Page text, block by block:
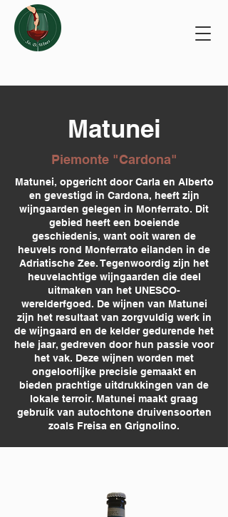
Matunei
Piemonte "Cardona"
Matunei, opgericht door Carla en Alberto
en gevestigd in Cardona, heeft zijn
wijngaarden gelegen in Monferrato. Dit
gebied heeft een boeiende
geschiedenis, want ooit waren de
heuvels rond Monferrato eilanden in de
Adriatische Zee. Tegenwoordig zijn het
heuvelachtige wijngaarden die deel
uitmaken van het UNESCO-
werelderfgoed. De wijnen van Matunei
zijn het resultaat van zorgvuldig werk in
de wijngaard en de kelder gedurende het
hele jaar, gedreven door hun passie voor
het vak. Deze wijnen worden met
ongelooflijke precisie gemaakt en
bieden prachtige uitdrukkingen van de
lokale terroir. Matunei maakt graag
gebruik van autochtone druivensoorten
zoals Freisa en Grignolino.